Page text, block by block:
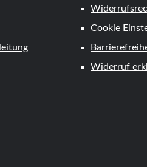
Cookie
Widerruf